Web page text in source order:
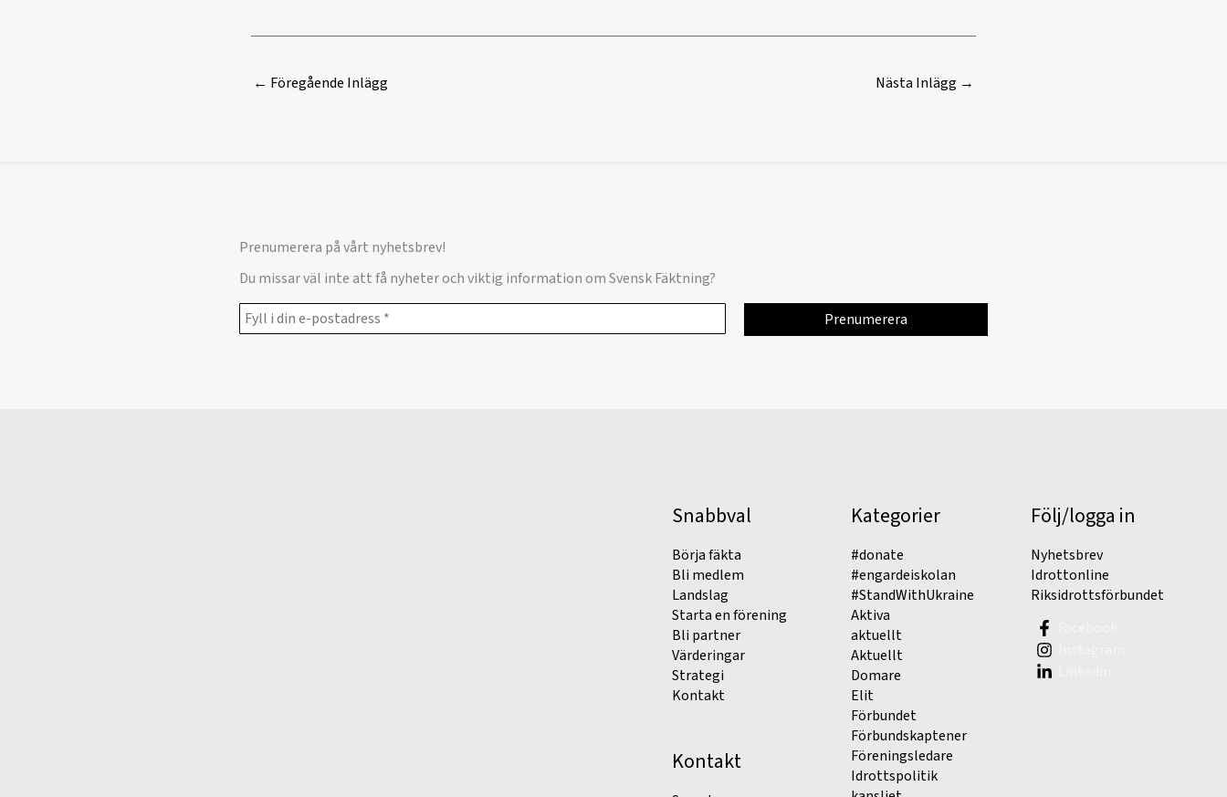
← Föregående Inlägg Nästa Inlägg →
Prenumerera på vårt nyhetsbrev!
Du missar väl inte att få nyheter och viktig information om Svensk Fäktning?
Snabbval
Börja fäkta
Bli medlem
Landslag
Starta en förening
Bli partner
Värderingar
Strategi
Kontakt
Kontakt
Kategorier
#donate
#engardeiskolan
#StandWithUkraine
Aktiva
aktuellt
Aktuellt
Domare
Elit
Förbundet
Förbundskaptener
Föreningsledare
Idrottspolitik
Följ/logga in
Nyhetsbrev
Idrottonline
Riksidrottsförbundet